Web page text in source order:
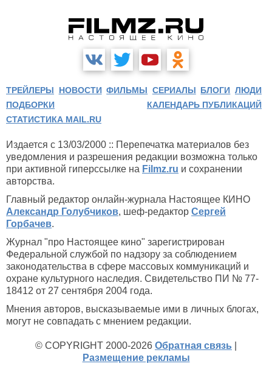
ТРЕЙЛЕРЫ НОВОСТИ ФИЛЬМЫ СЕРИАЛЫ БЛОГИ ЛЮДИ
ПОДБОРКИ
КАЛЕНДАРЬ ПУБЛИКАЦИЙ
СТАТИСТИКА MAIL.RU
Издается с 13/03/2000 :: Перепечатка материалов без
уведомления и разрешения редакции возможна только
при активной гиперссылке на Filmz.ru и сохранении
авторства.
Главный редактор онлайн-журнала Настоящее КИНО
Александр Голубчиков, шеф-редактор Сергей
Горбачев.
Журнал "про Настоящее кино" зарегистрирован
Федеральной службой по надзору за соблюдением
законодательства в сфере массовых коммуникаций и
охране культурного наследия. Свидетельство ПИ № 77-
18412 от 27 сентября 2004 года.
Мнения авторов, высказываемые ими в личных блогах,
могут не совпадать с мнением редакции.
© COPYRIGHT 2000-2026 Обратная связь
Размещение рекламы